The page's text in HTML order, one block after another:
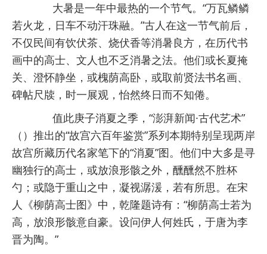
大暑是一年中最热的一个节气。“万瓦鳞鳞
若火龙，日车不动汗珠融。”古人在这一节气前后，
不仅民间有饮伏茶、烧伏香等消暑良方，在历代书
画中的高士、文人也不乏消暑之法。他们或长夏掩
关、澄怀静坐，或槐荫高卧，或取前贤法书名画、
碑帖尺牍，时一展观，怡然终日而不知倦。
值此庚子消夏之季，“澎湃新闻·古代艺术”
（）推出的“故宫六百年鉴赏”系列本期特别呈现两岸
故宫所藏历代名家笔下的“消夏”图。他们中大多是寻
幽独行的高士，或放浪形骸之外，醺醺然不胜杯
勺；或隐于重山之中，凝视潺湲，若有所思。在宋
人《柳荫高士图》中，乾隆题诗有：“柳荫高士若为
高，放浪形骸意自豪。设问伊人何姓氏，于唐为李
晋为陶。”